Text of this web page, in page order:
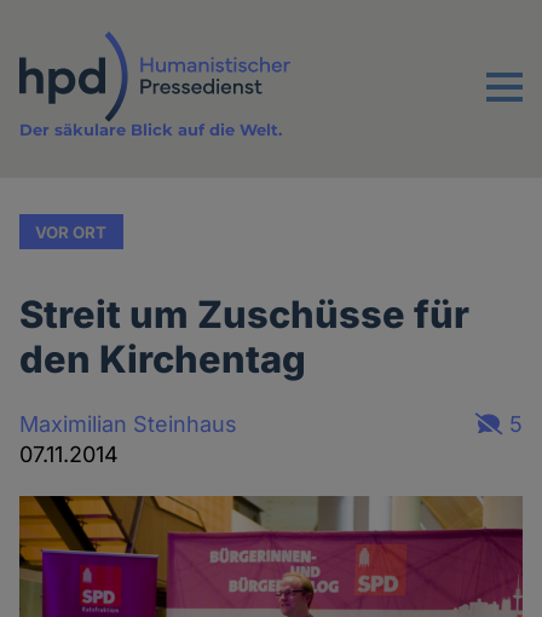
Inhalt
Menu
Der säkulare Blick auf die Welt.
VOR ORT
Streit um Zuschüsse für
den Kirchentag
Maximilian Steinhaus
07.11.2014
5